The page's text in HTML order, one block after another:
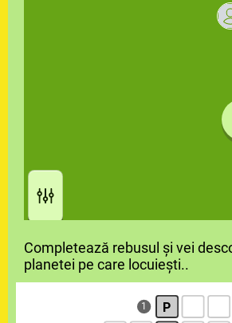
Completează rebusul și vei
planetei pe care locuiești..
1 P